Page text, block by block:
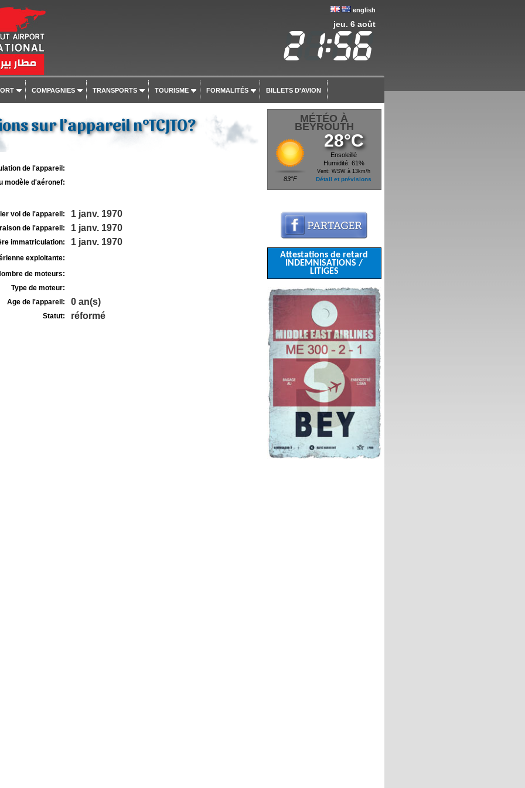
english
jeu. 6 août
COMPAGNIES TRANSPORTS TOURISME FORMALITÉS BILLETS D'AVION
sur l'appareil n°TCJTO?
de l'appareil:
modèle d'aéronef:
vol de l'appareil: 1 janv. 1970
de l'appareil: 1 janv. 1970
immatriculation: 1 janv. 1970
exploitante:
de moteurs:
Type de moteur:
Age de l'appareil:
0 an(s)
Statut: réformé
MÉTÉO À
BEYROUTH
83°F
28°C
Ensoleillé
Humidité: 61%
Vent: WSW à 13km/h
Détail et prévisions
Attestations de retard
INDEMNISATIONS /
LITIGES